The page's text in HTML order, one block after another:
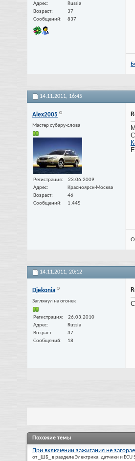
Адрес
Russia
Возраст
37
Сообщений
837
14.11.2011, 16:45
Alex2005
Мастер субару-слова
Регистрация
23.06.2009
Адрес
Красноярск-Москва
Возраст
46
Сообщений
1,445
14.11.2011, 20:12
Djekonia
Заглянул на огонек
Регистрация
26.03.2010
Адрес
Russia
Возраст
37
Сообщений
18
Похожие темы
При включении зажигания не
от _ШБ_ в разделе Электрика, датчики и ECU